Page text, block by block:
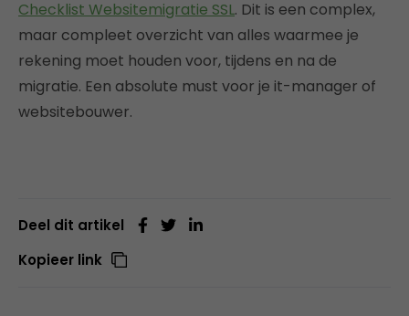
Checklist Websitemigratie SSL. Dit is een complex,
maar compleet overzicht van alles waarmee je
rekening moet houden voor, tijdens en na de
migratie. Een absolute must voor je it-manager of
websitebouwer.
Deel dit artikel
Kopieer link